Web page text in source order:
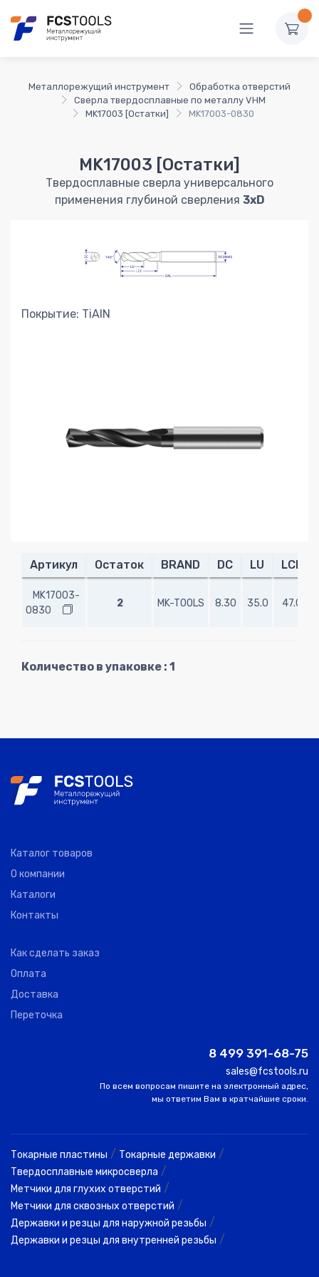
Металлорежущий инструмент
Обработка отверстий
Сверла твердосплавные по металлу VHM
MK17003 [Остатки]
MK17003-0830
MK17003 [Остатки]
Твердосплавные сверла универсального
применения глубиной сверления 3xD
Покрытие: TiAlN
Артикул Остаток BRAND DC LU LCF
MK17003-
0830
2 MK-TOOLS 8.30 35.0 47.0
Количество в упаковке : 1
Каталог товаров
О компании
Каталоги
Контакты
Как сделать заказ
Оплата
Доставка
Переточка
8 499 391-68-75
sales@fcstools.ru
По всем вопросам пишите на электронный адрес,
мы ответим Вам в кратчайшие сроки.
Токарные пластины / Токарные державки /
Твердосплавные микросверла /
Метчики для глухих отверстий /
Метчики для сквозных отверстий /
Державки и резцы для наружной резьбы /
Державки и резцы для внутренней резьбы /